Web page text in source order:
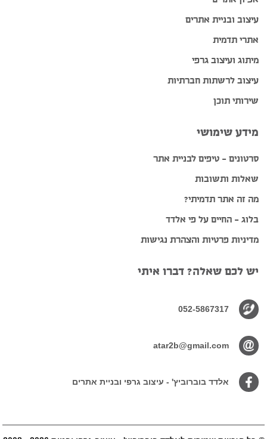
עיצוב ובניית אתרים
אתרי תדמית
מיתוג ועיצוב גרפי
עיצוב לרשתות חברתיות
שירותי תוכן
מידע שימושי
סרטונים – טיפים לבניית אתר
שאלות ותשובות
מה זה אתר תדמיתי?
בלוג – החיים על פי אלדד
מדיניות פרטיות והצהרת נגישות
יש לכם שאלה? דברו איתי
052-5867317
atar2b@gmail.com
אלדד בוברוביץ' - עיצוב גרפי ובניית אתרים